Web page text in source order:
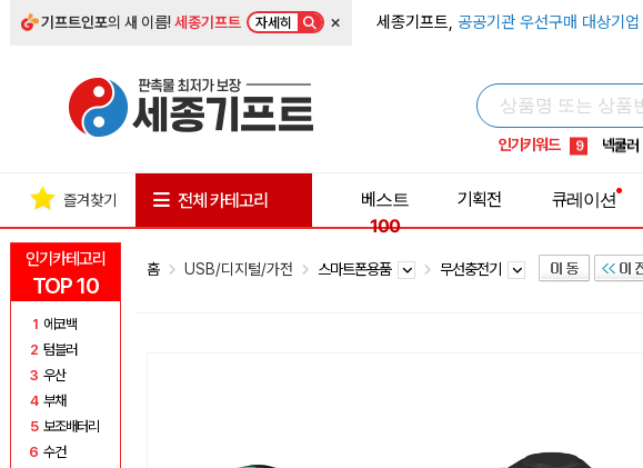
기프트인포의 새 이름!세종기프트 자세히 × 세종기프트, 공공기관 우선구매 대상기업
인기키워드
5 키캡
8 쿨토시
9 넥쿨러
1 선풍기
인기카테고리
TOP 10
1 에코백
2 텀블러
3 우산
4 부채
5 보조배터리
6 수건
즐겨찾기 전체 카테고리
베스트
100
기획전 큐레이션
홈 USB/디지털/가전 스마트폰용품 무선충전기